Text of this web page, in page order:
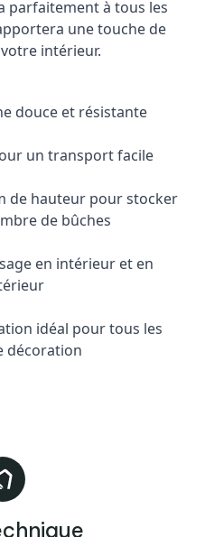
parfaitement à tous les
une touche de
intérieur.
douce et résistante
un transport facile
de hauteur pour stocker
de bûches
en intérieur et en
idéal pour tous les
décoration